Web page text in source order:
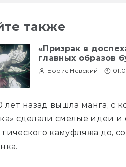
также
«Призрак в
главных образов
Борис Невский
лет назад вышла манга, с
сделали смелые идеи и
камуфляжа до,